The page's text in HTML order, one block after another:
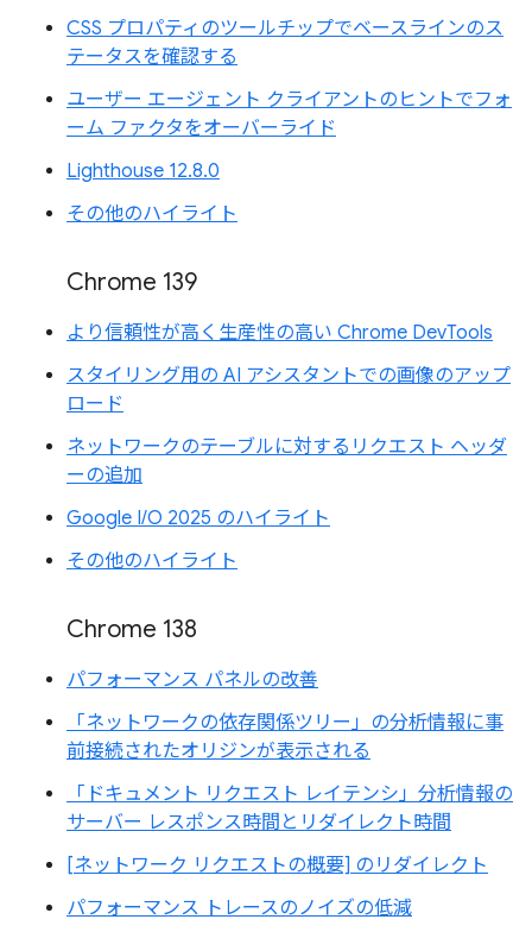
CSS プロパティのツールチップでベースラインのス
テータスを確認する
ユーザー エージェント クライアントのヒントでフォ
ーム ファクタをオーバーライド
Lighthouse 12.8.0
その他のハイライト
Chrome 139
より信頼性が高く生産性の高い Chrome DevTools
スタイリング用の AI アシスタントでの画像のアップ
ロード
ネットワークのテーブルに対するリクエスト ヘッダ
ーの追加
Google I/O 2025 のハイライト
その他のハイライト
Chrome 138
パフォーマンス パネルの改善
「ネットワークの依存関係ツリー」の分析情報に事
前接続されたオリジンが表示される
「ドキュメント リクエスト レイテンシ」分析情報の
サーバー レスポンス時間とリダイレクト時間
[ネットワーク リクエストの概要] のリダイレクト
パフォーマンス トレースのノイズの低減